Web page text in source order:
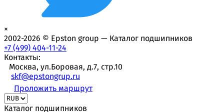
×
2002-2026 © Epston group — Каталог подшипников
+7 (499) 404-11-24
Контакты:
Москва, ул.Боровая, д.7, стр.10
skf@epstongrup.ru
Проложить маршрут
Каталог подшипников